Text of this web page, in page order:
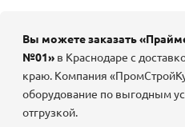
Вы можете заказать
№01» в Краснодаре с
краю. Компания
оборудование по выгодным
отгрузкой.